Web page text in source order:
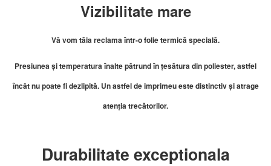
Vizibilitate mare
Vă vom tăia reclama într-o folie termică specială.
Presiunea și temperatura înalte pătrund în țesătura din poliester, astfel
încât nu poate fi dezlipită. Un astfel de imprimeu este distinctiv și atrage
atenția trecătorilor.
Durabilitate exceptionala